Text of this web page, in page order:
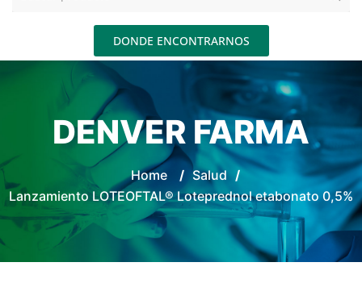
DONDE ENCONTRARNOS
DENVER FARMA
Home / Salud /
Lanzamiento LOTEOFTAL® Loteprednol etabonato 0,5%